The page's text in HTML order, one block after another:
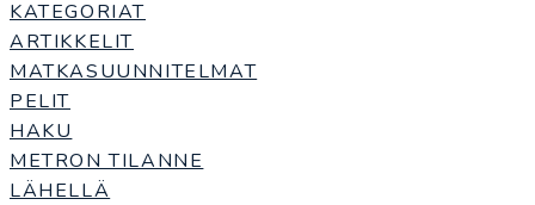
KATEGORIAT
ARTIKKELIT
MATKASUUNNITELMAT
PELIT
HAKU
METRON TILANNE
LÄHELLÄ